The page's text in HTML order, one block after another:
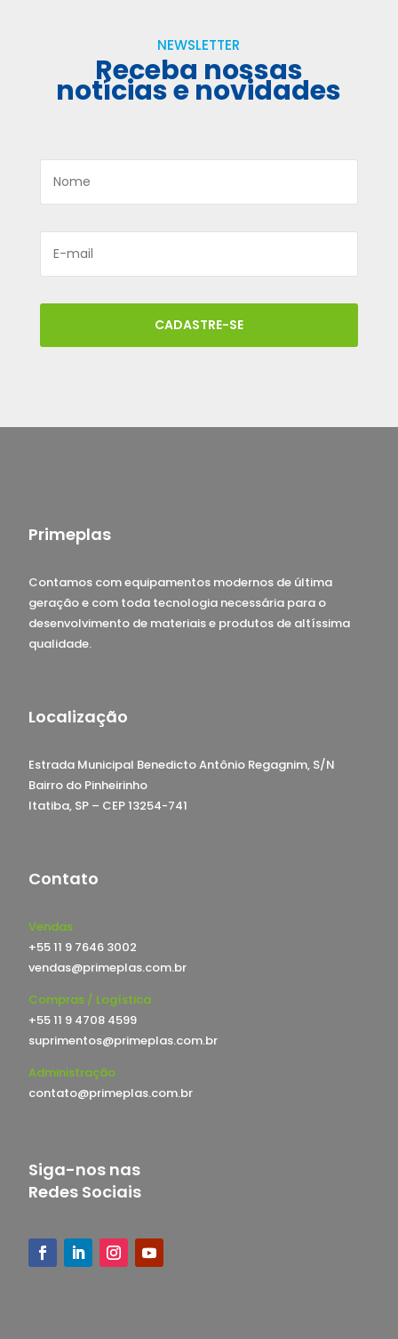
NEWSLETTER
Receba nossas
notícias e novidades
CADASTRE-SE
Primeplas
Contamos com equipamentos modernos de última
geração e com toda tecnologia necessária para o
desenvolvimento de materiais e produtos de altíssima
qualidade.
Localização
Estrada Municipal Benedicto Antônio Regagnim, S/N
Bairro do Pinheirinho
Itatiba, SP – CEP 13254-741
Contato
Vendas
+55 11 9 7646 3002
vendas@primeplas.com.br
Compras / Logística
+55 11 9 4708 4599
suprimentos@primeplas.com.br
Administração
contato@primeplas.com.br
Siga-nos nas
Redes Sociais